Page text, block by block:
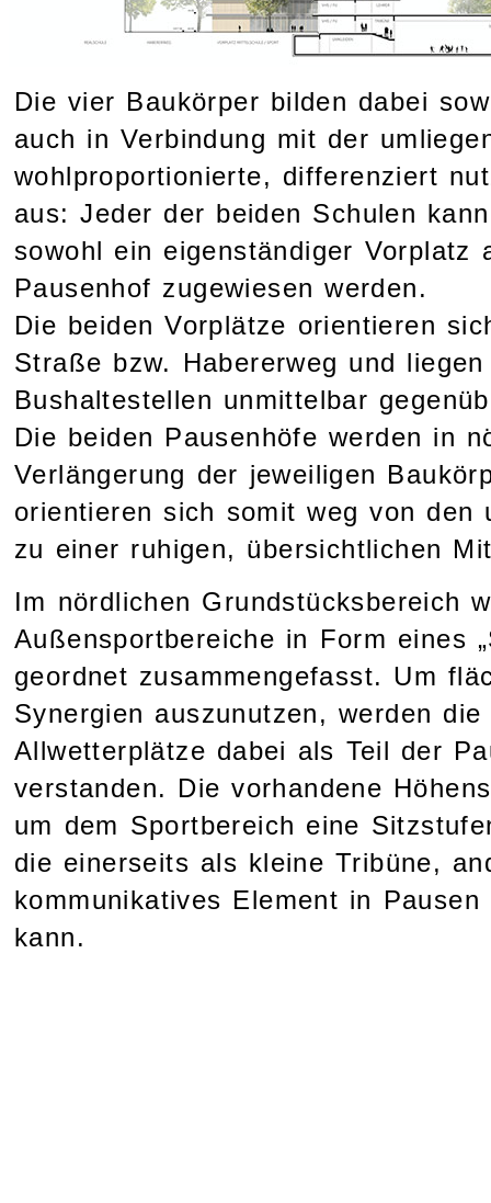
Die vier Baukörper bilden dabei
auch in Verbindung mit der
wohlproportionierte, differenziert
aus: Jeder der beiden Schulen
sowohl ein eigenständiger Vorplatz
Pausenhof zugewiesen werden.
Die beiden Vorplätze orientieren
Straße bzw. Habererweg und
Bushaltestellen unmittelbar
Die beiden Pausenhöfe werden in
Verlängerung der jeweiligen
orientieren sich somit weg von den
zu einer ruhigen, übersichtlichen
Im nördlichen Grundstücksbereich
Außensportbereiche in Form eines
geordnet zusammengefasst. Um
Synergien auszunutzen, werden die
Allwetterplätze dabei als Teil der
verstanden. Die vorhandene
um dem Sportbereich eine
die einerseits als kleine Tribüne,
kommunikatives Element in
kann.